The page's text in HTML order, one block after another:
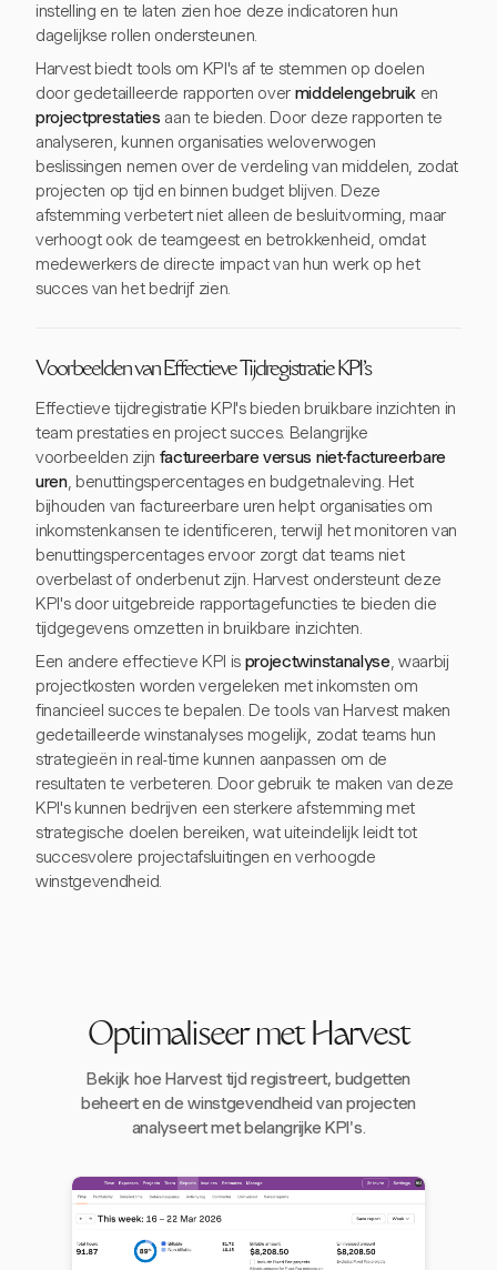
instelling en te laten zien hoe deze indicatoren hun
dagelijkse rollen ondersteunen.
Harvest biedt tools om KPI's af te stemmen op doelen
door gedetailleerde rapporten over middelengebruik en
projectprestaties aan te bieden. Door deze rapporten te
analyseren, kunnen organisaties weloverwogen
beslissingen nemen over de verdeling van middelen, zodat
projecten op tijd en binnen budget blijven. Deze
afstemming verbetert niet alleen de besluitvorming, maar
verhoogt ook de teamgeest en betrokkenheid, omdat
medewerkers de directe impact van hun werk op het
succes van het bedrijf zien.
Voorbeelden van Effectieve Tijdregistratie KPI's
Effectieve tijdregistratie KPI's bieden bruikbare inzichten in
team prestaties en project succes. Belangrijke
voorbeelden zijn factureerbare versus niet-factureerbare
uren, benuttingspercentages en budgetnaleving. Het
bijhouden van factureerbare uren helpt organisaties om
inkomstenkansen te identificeren, terwijl het monitoren van
benuttingspercentages ervoor zorgt dat teams niet
overbelast of onderbenut zijn. Harvest ondersteunt deze
KPI's door uitgebreide rapportagefuncties te bieden die
tijdgegevens omzetten in bruikbare inzichten.
Een andere effectieve KPI is projectwinstanalyse, waarbij
projectkosten worden vergeleken met inkomsten om
financieel succes te bepalen. De tools van Harvest maken
gedetailleerde winstanalyses mogelijk, zodat teams hun
strategieën in real-time kunnen aanpassen om de
resultaten te verbeteren. Door gebruik te maken van deze
KPI's kunnen bedrijven een sterkere afstemming met
strategische doelen bereiken, wat uiteindelijk leidt tot
succesvolere projectafsluitingen en verhoogde
winstgevendheid.
Optimaliseer met Harvest
Bekijk hoe Harvest tijd registreert, budgetten
beheert en de winstgevendheid van projecten
analyseert met belangrijke KPI's.